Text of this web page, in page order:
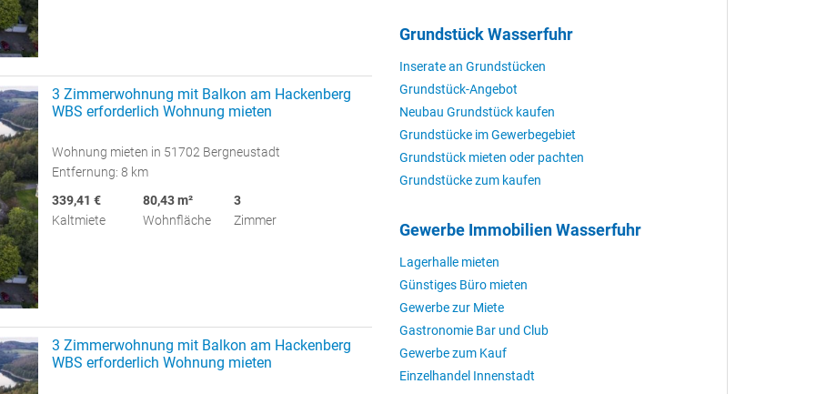
3 Zimmerwohnung mit Balkon am Hackenberg
WBS erforderlich Wohnung mieten
Wohnung mieten in 51702 Bergneustadt
Entfernung: 8 km
339,41 €
Kaltmiete
80,43 m²
Wohnfläche
3
Zimmer
3 Zimmerwohnung mit Balkon am Hackenberg
WBS erforderlich Wohnung mieten
Grundstück Wasserfuhr
Inserate an Grundstücken
Grundstück-Angebot
Neubau Grundstück kaufen
Grundstücke im Gewerbegebiet
Grundstück mieten oder pachten
Grundstücke zum kaufen
Gewerbe Immobilien Wasserfuhr
Lagerhalle mieten
Günstiges Büro mieten
Gewerbe zur Miete
Gastronomie Bar und Club
Gewerbe zum Kauf
Einzelhandel Innenstadt